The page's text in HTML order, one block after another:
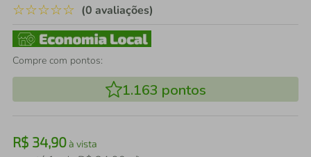
☆☆☆☆☆ (0 avaliações)
Compre com pontos:
1.163 pontos
R$ 34,90à vista